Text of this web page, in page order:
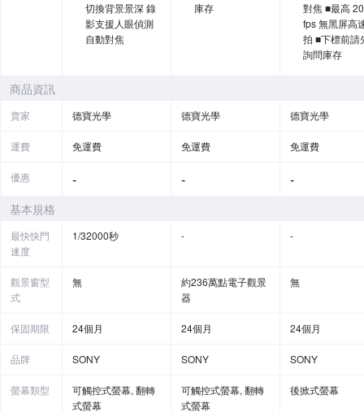
切換背景景深 錄
影支援人眼偵測
自動對焦
庫存
對焦 ■最高 20
fps 無黑屏高
拍 ■下標前請
詢問庫存
商品資訊
賣家 德寶光學 德寶光學 德寶光學
運費 免運費 免運費 免運費
優惠 - - -
基本規格
最快快門
速度
1/32000秒 - -
觀景窗型
式
無
約236萬點電子觀景
器
無
保固期限 24個月 24個月 24個月
品牌 SONY SONY SONY
螢幕類型
可觸控式螢幕, 翻轉
式螢幕
可觸控式螢幕, 翻轉
式螢幕
後掀式螢幕